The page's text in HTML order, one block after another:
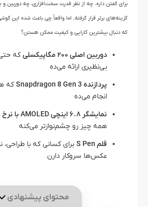
برای گفتن داره. چه از نظر قدرت سخت‌افزاری، چه دوربین
گزینه‌های برتر قرار گرفته. اما واقعاً چی باعث شده این
که دنبال بیشترین کارایی و کیفیت ممکن‌ هستن؟
دوربین اصلی ۲۰۰ مگاپیکسلی
که
بی‌نظیری ارائه می‌ده
پردازنده Snapdragon 8 Gen 3
که
انجام می‌ده
نمایشگر ۶.۸ اینچی AMOLED با نرخ نوسازی ۱۲۰ هرتز
همه چیز رو چشم‌نوازتر می‌کنه
قلم S Pen
برای کسانی که با طراحی،
عکس‌ها سروکار دارن
محتوای پیشنهادی